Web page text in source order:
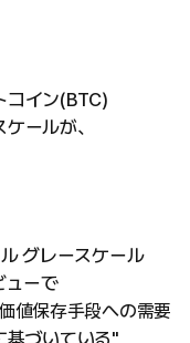
コイン(BTC)
ールが、
グレースケール
ューで
値保存手段への需要
基づいている"